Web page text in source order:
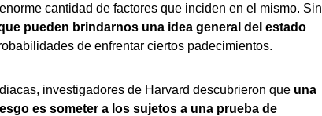
cantidad de factores que inciden en el mismo. Sin
pueden brindarnos una idea general del estado
de enfrentar ciertos padecimientos.
investigadores de Harvard descubrieron que una
es someter a los sujetos a una prueba de